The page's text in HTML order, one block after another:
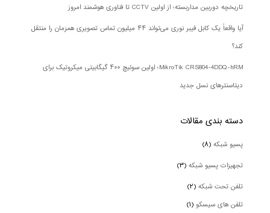
تاریخچه دوربین مداربسته؛ از اولین CCTV تا فناوری هوشمند امروز
آیا واقعاً یک کابل فیبر نوری می‌تواند ۴۴ میلیون تماس تصویری همزمان را منتقل
کند؟
MikroTik CRS804-4DDQ-hRM؛ اولین سوئیچ ۴۰۰ گیگابیتی میکروتیک برای
دیتاسنترهای نسل جدید
دسته بندی‌ مقالات
پسیو شبکه(۸)
تجهیزات پسیو شبکه(۳)
تلفن تحت شبکه(۲)
تلفن های سیسکو(۱)